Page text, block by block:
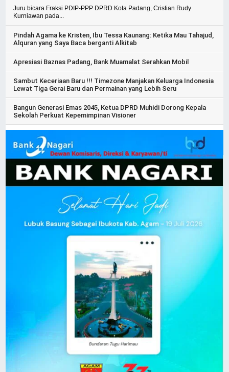
Juru bicara Fraksi PDIP-PPP DPRD Kota Padang, Cristian Rudy
Kurniawan pada...
Pindah Agama ke Kristen, Ibu Tessa Kaunang: Ketika Mau Tahajud,
Alquran yang Saya Baca berganti Alkitab
Apresiasi Baznas Padang, Bank Muamalat Serahkan Mobil
Sambut Keceriaan Baru !!! Timezone Manjakan Keluarga Indonesia
Lewat Tiga Gerai Baru dan Permainan yang Lebih Seru
Bangun Generasi Emas 2045, Ketua DPRD Muhidi Dorong Kepala
Sekolah Perkuat Kepemimpinan Visioner